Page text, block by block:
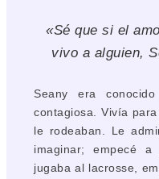
«Sé que si el
vivo a alguien,
Seany era
contagiosa. Vivía
le rodeaban. Le
imaginar; empecé
jugaba al lacrosse,